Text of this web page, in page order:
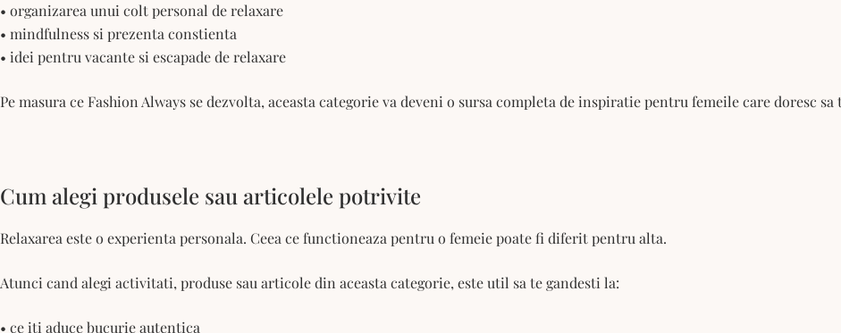
• organizarea unui colt personal de relaxare
• mindfulness si prezenta constienta
• idei pentru vacante si escapade de relaxare
Pe masura ce Fashion Always se dezvolta, aceasta categorie va deveni o sursa completa de inspiratie pentru femeile care doresc
Cum alegi produsele sau articolele potrivite
Relaxarea este o experienta personala. Ceea ce functioneaza pentru o femeie poate fi diferit pentru alta.
Atunci cand alegi activitati, produse sau articole din aceasta categorie, este util sa te gandesti la:
• ce iti aduce bucurie autentica